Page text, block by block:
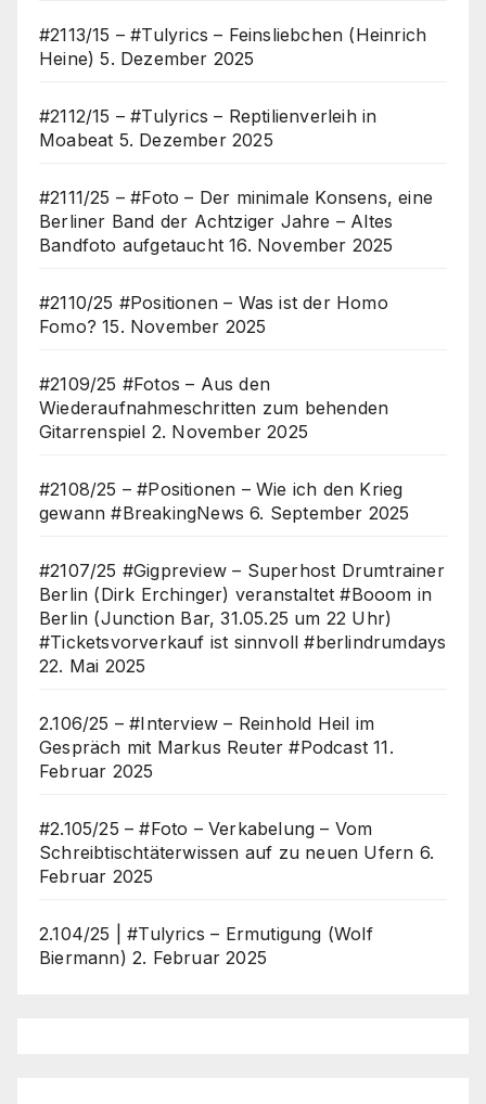
#2113/15 – #Tulyrics – Feinsliebchen (Heinrich
Heine) 5. Dezember 2025
#2112/15 – #Tulyrics – Reptilienverleih in
Moabeat 5. Dezember 2025
#2111/25 – #Foto – Der minimale Konsens, eine
Berliner Band der Achtziger Jahre – Altes
Bandfoto aufgetaucht 16. November 2025
#2110/25 #Positionen – Was ist der Homo
Fomo? 15. November 2025
#2109/25 #Fotos – Aus den
Wiederaufnahmeschritten zum behenden
Gitarrenspiel 2. November 2025
#2108/25 – #Positionen – Wie ich den Krieg
gewann #BreakingNews 6. September 2025
#2107/25 #Gigpreview – Superhost Drumtrainer
Berlin (Dirk Erchinger) veranstaltet #Booom in
Berlin (Junction Bar, 31.05.25 um 22 Uhr)
#Ticketsvorverkauf ist sinnvoll #berlindrumdays
22. Mai 2025
2.106/25 – #Interview – Reinhold Heil im
Gespräch mit Markus Reuter #Podcast 11.
Februar 2025
#2.105/25 – #Foto – Verkabelung – Vom
Schreibtischtäterwissen auf zu neuen Ufern 6.
Februar 2025
2.104/25 | #Tulyrics – Ermutigung (Wolf
Biermann) 2. Februar 2025